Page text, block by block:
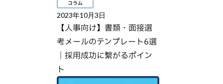
コラム
2023年10月3日
【人事向け】書類・面接選
考メールのテンプレート6選
｜採用成功に繋がるポイン
ト